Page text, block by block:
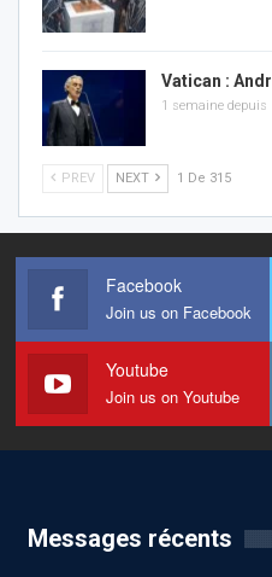
Vatican :
1 semaine depuis
PREV NEXT 1 De 315
Facebook
Join us on Facebook
Youtube
Join us on Youtube
Messages récents